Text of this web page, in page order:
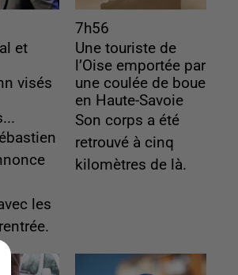
et
visés
les
7h56
Une touriste de
l’Oise emportée par
une coulée de boue
en Haute-Savoie
Son corps a été
retrouvé à cinq
kilomètres de là.